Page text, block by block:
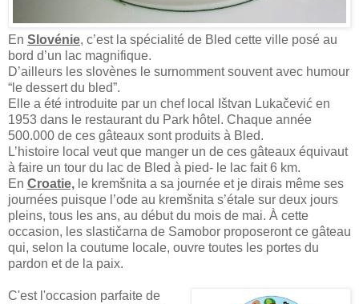
En Slovénie, c’est la spécialité de Bled cette ville posé au
bord d’un lac magnifique.
D’ailleurs les slovènes le surnomment souvent avec humour
“le dessert du bled”.
Elle a été introduite par un chef local Ištvan Lukačević en
1953 dans le restaurant du Park hôtel. Chaque année
500.000 de ces gâteaux sont produits à Bled.
L’histoire local veut que manger un de ces gâteaux équivaut
à faire un tour du lac de Bled à pied- le lac fait 6 km.
En Croatie, le kremšnita a sa journée et je dirais même ses
journées puisque l’ode au kremšnita s’étale sur deux jours
pleins, tous les ans, au début du mois de mai. À cette
occasion, les slastičarna de Samobor proposeront ce gâteau
qui, selon la coutume locale, ouvre toutes les portes du
pardon et de la paix.
C'est l'occasion parfaite de